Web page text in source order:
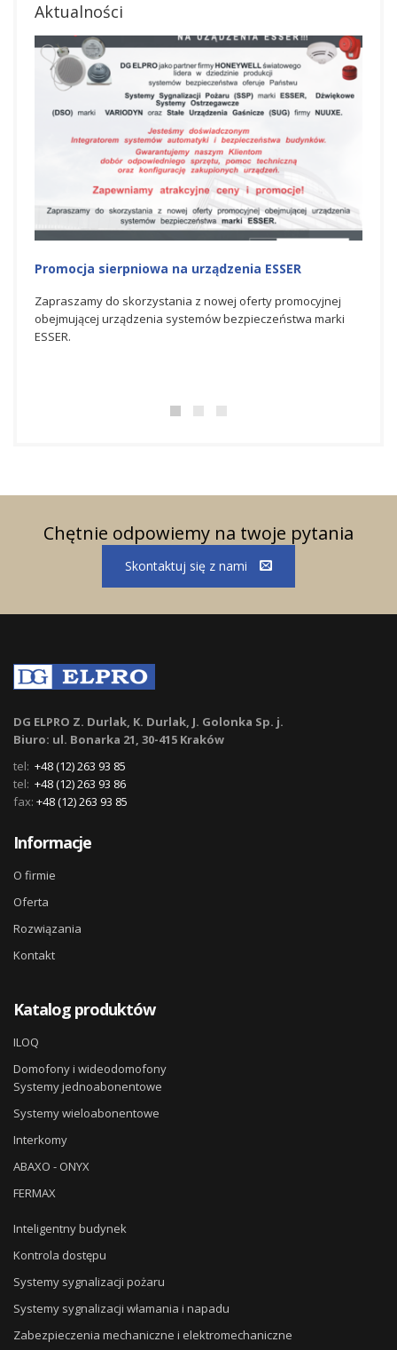
Aktualności
Promocja sierpniowa na urządzenia ESSER
Zapraszamy do skorzystania z nowej oferty promocyjnej
obejmującej urządzenia systemów bezpieczeństwa marki
ESSER.
Chętnie odpowiemy na twoje pytania
Skontaktuj się z nami
DG ELPRO Z. Durlak, K. Durlak, J. Golonka Sp. j.
Biuro: ul. Bonarka 21, 30-415 Kraków
tel: +48 (12) 263 93 85
tel: +48 (12) 263 93 86
fax: +48 (12) 263 93 85
Informacje
O firmie
Oferta
Rozwiązania
Kontakt
Katalog produktów
ILOQ
Domofony i wideodomofony
Systemy jednoabonentowe
Systemy wieloabonentowe
Interkomy
ABAXO - ONYX
FERMAX
Inteligentny budynek
Kontrola dostępu
Systemy sygnalizacji pożaru
Systemy sygnalizacji włamania i napadu
Zabezpieczenia mechaniczne i elektromechaniczne